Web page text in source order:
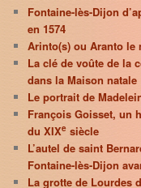
Fontaine-lès-Dijon
en 1574
Arinto(s) ou Aranto le
La clé de voûte de la
dans la Maison natale
Le portrait de
François Goisset, un
du XIXe siècle
L’autel de saint
Fontaine-lès-Dijon
La grotte de Lourdes